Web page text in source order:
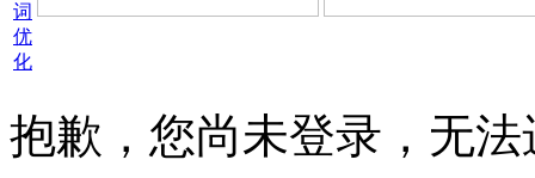
抱歉，您尚未登录，无